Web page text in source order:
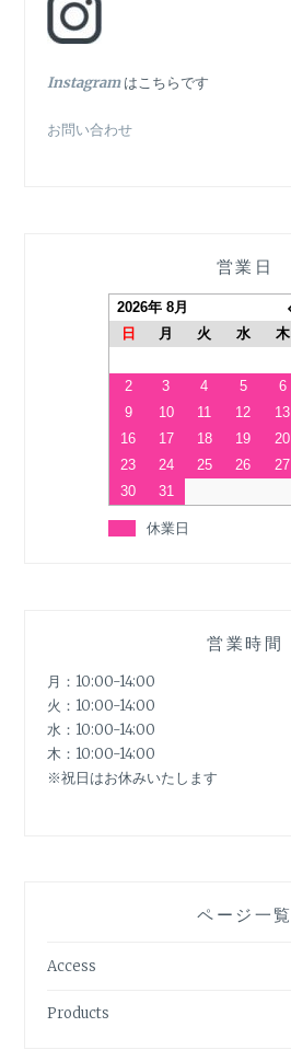
Instagramはこちらです
お問い合わせ
営業日
2026年 8月
日
月 火 水 木
2
3 4 5 6
9
10 11 12 13
16
17 18 19 20
23
24 25 26 27
30
31
休業日
営業時間
月：10:00-14:00
火：10:00-14:00
水：10:00-14:00
木：10:00-14:00
※祝日はお休みいたします
ページ一覧
Access
Products